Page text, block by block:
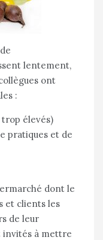
lentement,
ont
:
élevés)
pratiques et de
dont le
et clients les
de leur
invités à mettre